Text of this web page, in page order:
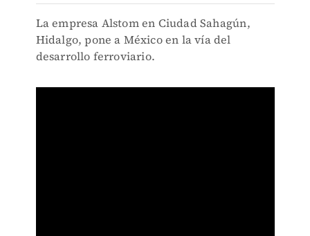
La empresa Alstom en Ciudad Sahagún,
Hidalgo, pone a México en la vía del
desarrollo ferroviario.